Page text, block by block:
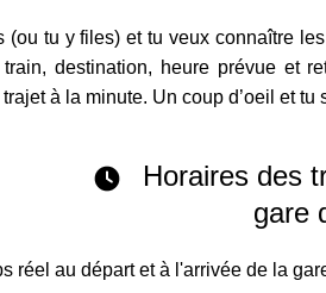
(ou tu y files) et tu veux connaître les
destination, heure prévue et
à la minute. Un coup d’oeil et
Horaires des
gare
réel au départ et à l'arrivée de la